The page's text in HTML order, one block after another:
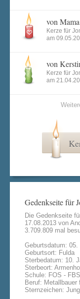
von Mama
Kerze für
am
von
Kerze für
am
Gedenkseite für
Die Gedenkseite
17.08.2013 von
3.709.809 mal
Geburtsdatum: 05.
Geburtsort: Fulda
Sterbedatum: 10.
Sterbeort:
Schule: FOS -
Beruf:
Sternzeichen: